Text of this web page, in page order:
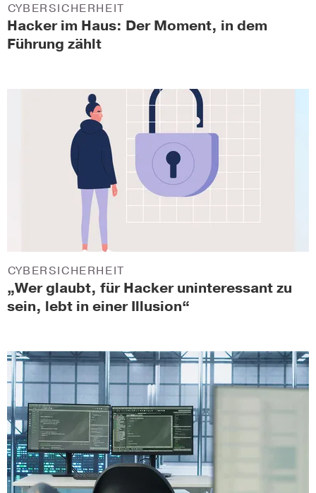
Hacker im Haus: Der Moment, in dem
Führung zählt
CYBERSICHERHEIT
„Wer glaubt, für Hacker uninteressant zu
sein, lebt in einer Illusion“
CYBERSICHERHEIT